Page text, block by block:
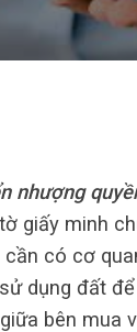
nhượng
giấy minh
cần có cơ
dụng đất
bên mua